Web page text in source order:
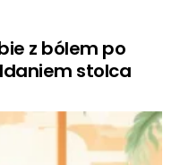
z bólem po
stolca